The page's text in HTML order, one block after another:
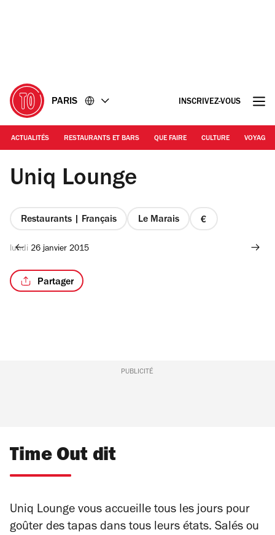
PARIS INSCRIVEZ-VOUS
ACTUALITÉS RESTAURANTS ET BARS QUE FAIRE CULTURE VOYAGE
Jeremie Lamarch
Uniq Lounge
Restaurants | Français Le Marais
prix
lundi 26 janvier 2015
Partager
PUBLICITÉ
Time Out dit
Uniq Lounge vous accueille tous les jours pour
goûter des tapas dans tous leurs états. Salés ou